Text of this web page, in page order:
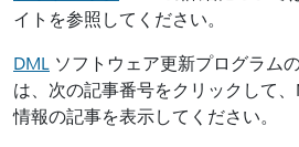
イトを参照してください。
DML ソフトウェア更新プログラム
は、次の記事番号をクリックして
情報の記事を表示してください。